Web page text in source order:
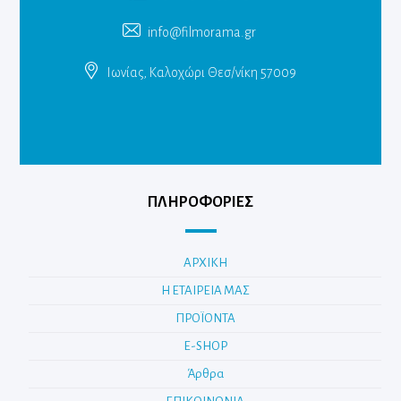
info@filmorama.gr
Ιωνίας, Καλοχώρι Θεσ/νίκη 57009
ΠΛΗΡΟΦΟΡΙΕΣ
ΑΡΧΙΚΗ
Η ΕΤΑΙΡΕΙΑ ΜΑΣ
ΠΡΟΪΟΝΤΑ
E-SHOP
Άρθρα